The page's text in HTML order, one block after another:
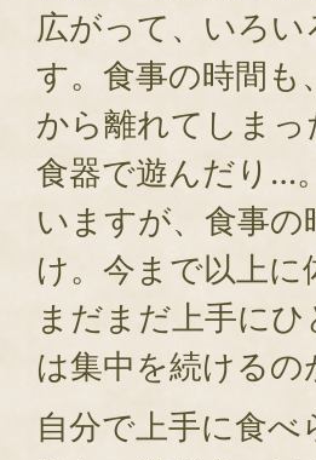
広がって、いろ
す。食事の時間も
から離れてしま
食器で遊んだり…
いますが、食事
け。今まで以上
まだまだ上手に
は集中を続ける
自分で上手に食